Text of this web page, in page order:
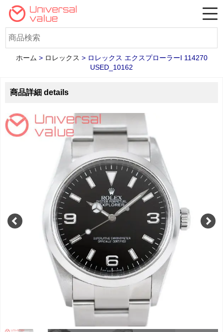
ホーム > ロレックス > ロレックス エクスプローラーI 114270
USED_10162
商品詳細 details